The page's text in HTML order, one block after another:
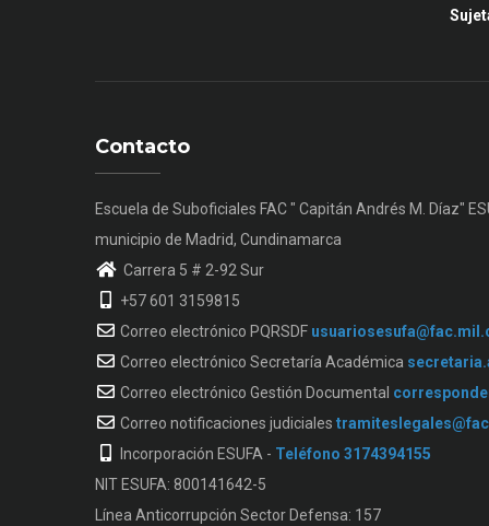
Contacto
Escuela de Suboficiales FAC " Capitán Andrés M. Díaz"
municipio de Madrid, Cundinamarca
Carrera 5 # 2-92 Sur
+57 601 3159815
Correo electrónico PQRSDF
Correo electrónico Secretaría Académica
Correo electrónico Gestión Documental
Correo notificaciones judiciales
Incorporación ESUFA - Teléfono 3174394155
NIT ESUFA: 800141642-5
Línea Anticorrupción Sector Defensa: 157